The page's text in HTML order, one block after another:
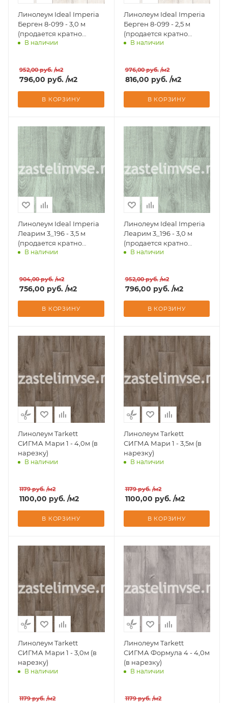
Линолеум Ideal Imperia
Берген 8-099 - 3,0 м
(продается кратно
рулонам)
В наличии
952,00 руб. /м2
796,00 руб. /м2
В КОРЗИНУ
Линолеум Ideal Imperia
Берген 8-099 - 2,5 м
(продается кратно
рулонам)
В наличии
976,00 руб. /м2
816,00 руб. /м2
В КОРЗИНУ
Линолеум Ideal Imperia
Леарим 3_196 - 3,5 м
(продается кратно
рулонам)
В наличии
904,00 руб. /м2
756,00 руб. /м2
В КОРЗИНУ
Линолеум Ideal Imperia
Леарим 3_196 - 3,0 м
(продается кратно
рулонам)
В наличии
952,00 руб. /м2
796,00 руб. /м2
В КОРЗИНУ
Линолеум Tarkett
СИГМА Мари 1 - 4,0м (в
нарезку)
В наличии
1179 руб. /м2
1100,00 руб. /м2
В КОРЗИНУ
Линолеум Tarkett
СИГМА Мари 1 - 3,5м (в
нарезку)
В наличии
1179 руб. /м2
1100,00 руб. /м2
В КОРЗИНУ
Линолеум Tarkett
СИГМА Мари 1 - 3,0м (в
нарезку)
В наличии
1179 руб. /м2
Линолеум Tarkett
СИГМА Формула 4 - 4,0м
(в нарезку)
В наличии
1179 руб. /м2